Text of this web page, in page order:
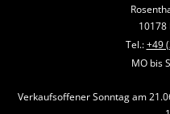
Tel.:+49
MO bis
Verkaufsoffener Sonntag am